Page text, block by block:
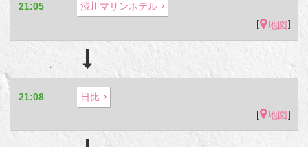
21:05
渋川マリンホテル
[
地図]
21:08
日比
[
地図]